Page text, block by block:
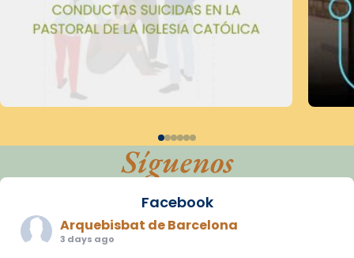
Síguenos
Facebook
Arquebisbat de Barcelona
3 days ago